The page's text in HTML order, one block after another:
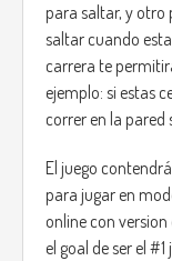
para saltar, y otro
saltar cuando
carrera te
ejemplo: si estas
correr en la pared
El juego
para jugar en
online con
el goal de ser el